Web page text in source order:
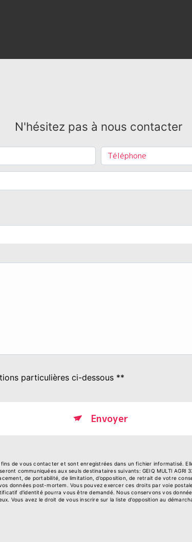
N'hésitez pas à nous contacter
particulières ci-dessous **
Envoyer
de vous contacter et sont enregistrées dans un fichier informatisé.
communiquées aux seuls destinataires suivants: GEIQ MULTI AGRI
de portabilité, de limitation, d’opposition, de retrait de votre
données post-mortem. Vous pouvez exercer ces droits par voie
d'identité pourra vous être demandé. Nous conservons vos
Vous avez le droit de vous inscrire sur la liste d'opposition au